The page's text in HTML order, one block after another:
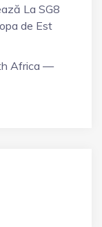
La SG8
de Est
Africa —